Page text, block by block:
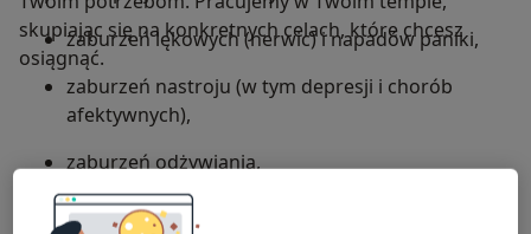
skupiając się na konkretnych celach, które chcesz
osiągnąć.
zaburzeń lękowych (nerwic) i napadów paniki,
zaburzeń nastroju (w tym depresji i chorób
afektywnych),
zaburzeń odżywiania,
zaburzeń osobowości,